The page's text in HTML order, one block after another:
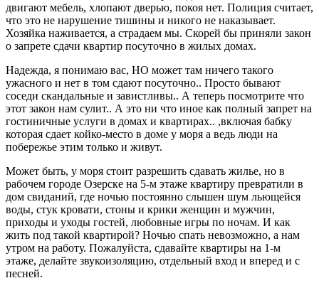
двигают мебель, хлопают дверью, покоя нет. Полиция считает,
что это не нарушение тишины и никого не наказывает.
Хозяйка наживается, а страдаем мы. Скорей бы приняли закон
о запрете сдачи квартир посуточно в жилых домах.
Надежда, я понимаю вас, НО может там ничего такого
ужасного и нет в том сдают посуточно.. Просто бывают
соседи скандальные и завистливы.. А теперь посмотрите что
этот закон нам сулит.. А это ни что иное как полный запрет на
гостиничные услуги в домах и квартирах.. ,включая бабку
которая сдает койко-место в доме у моря а ведь люди на
побережье этим только и живут.
Может быть, у моря стоит разрешить сдавать жилье, но в
рабочем городе Озерске на 5-м этаже квартиру превратили в
дом свиданий, где ночью постоянно слышен шум льющейся
воды, стук кровати, стоны и крики женщин и мужчин,
приходы и уходы гостей, любовные игры по ночам. И как
жить под такой квартирой? Ночью спать невозможно, а нам
утром на работу. Пожалуйста, сдавайте квартиры на 1-м
этаже, делайте звукоизоляцию, отдельный вход и вперед и с
песней.